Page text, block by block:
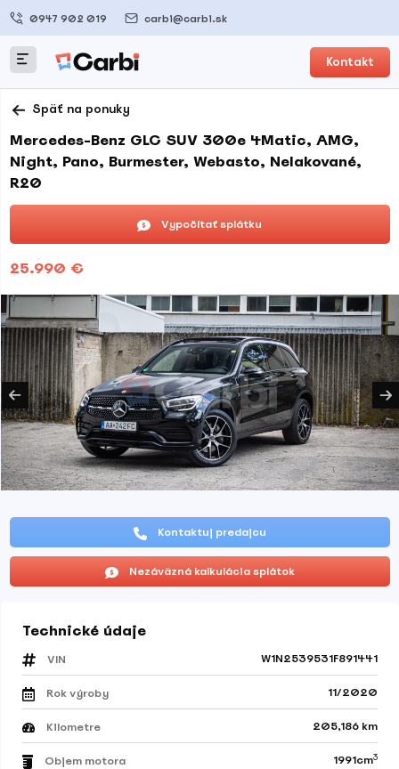
0947 902 019 carbi@carbi.sk
Kontakt
Späť na ponuky
Mercedes-Benz GLC SUV 300e 4Matic, AMG,
Night, Pano, Burmester, Webasto, Nelakované,
R20
Vypočítať splátku
25.990 €
Kontaktuj predajcu
Nezáväzná kalkulácia splátok
Technické údaje
VIN W1N2539531F891441
Rok výroby 11/2020
Kilometre 205,186 km
Objem motora 1991cm3